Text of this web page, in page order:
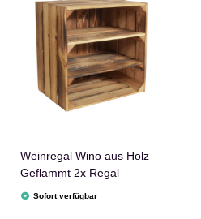
Weinregal Wino aus Holz
Geflammt 2x Regal
Sofort verfügbar